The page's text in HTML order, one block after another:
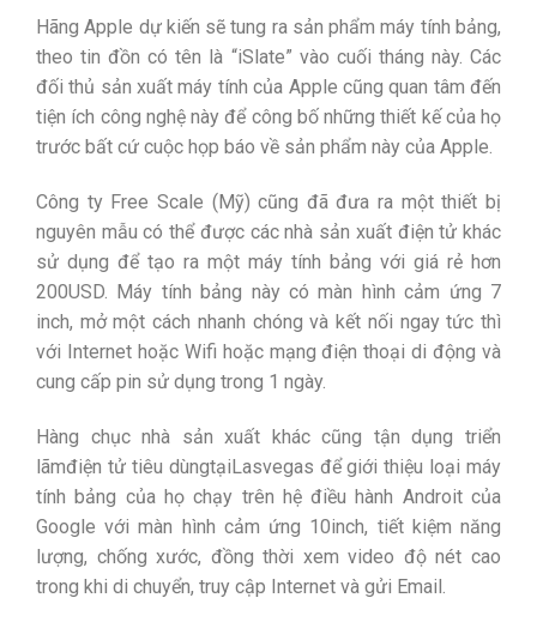
Hãng Apple dự kiến sẽ tung ra sản phẩm máy tính bảng,
theo tin đồn có tên là “iSlate” vào cuối tháng này. Các
đối thủ sản xuất máy tính của Apple cũng quan tâm đến
tiện ích công nghệ này để công bố những thiết kế của họ
trước bất cứ cuộc họp báo về sản phẩm này của Apple.
Công ty Free Scale (Mỹ) cũng đã đưa ra một thiết bị
nguyên mẫu có thể được các nhà sản xuất điện tử khác
sử dụng để tạo ra một máy tính bảng với giá rẻ hơn
200USD. Máy tính bảng này có màn hình cảm ứng 7
inch, mở một cách nhanh chóng và kết nối ngay tức thì
với Internet hoặc Wifi hoặc mạng điện thoại di động và
cung cấp pin sử dụng trong 1 ngày.
Hàng chục nhà sản xuất khác cũng tận dụng triển
lãmđiện tử tiêu dùngtạiLasvegas để giới thiệu loại máy
tính bảng của họ chạy trên hệ điều hành Androit của
Google với màn hình cảm ứng 10inch, tiết kiệm năng
lượng, chống xước, đồng thời xem video độ nét cao
trong khi di chuyển, truy cập Internet và gửi Email.